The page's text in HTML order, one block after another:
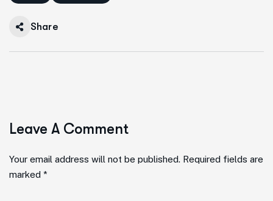
Share
Leave A Comment
Your email address will not be published. Required fields are
marked *